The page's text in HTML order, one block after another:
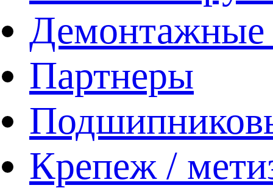
Демонтажные
Партнеры
Крепеж /